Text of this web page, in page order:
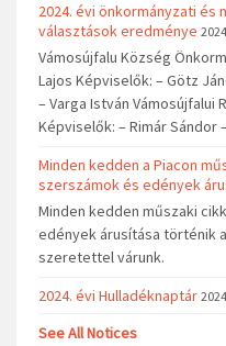
2024. évi önkormányzati
választások eredménye
Vámosújfalu Község
Lajos Képviselők: – Götz
– Varga István Vámosújfalui
Képviselők: – Rimár
Minden kedden a Piacon
szerszámok és edények
Minden kedden műszaki
edények árusítása történik
szeretettel várunk.
2024. évi Hulladéknaptár
See All Notices